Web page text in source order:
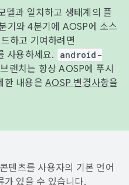
델과 일치하고 생태계의 플
기와 4분기에 AOSP에 소스
하고 기여하려면
사용하세요.
android-
랜치는 항상 AOSP에 푸시
한 내용은 AOSP 변경사항을
텐츠를 사용자의 기본 언어
가 있을 수 있습니다.